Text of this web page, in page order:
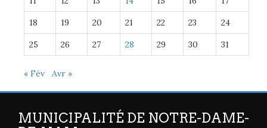
18 19 20 21 22 23 24
25 26 27 28 29 30 31
« Fév Avr »
MUNICIPALITÉ DE NOTRE-DAME-